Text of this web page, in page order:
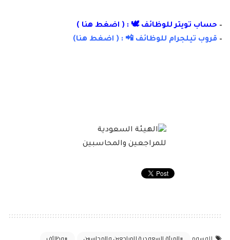
– حساب تويتر للوظائف 🕊 : ( اضغط هنا )
– قروب تيلجرام للوظائف 📲 : ( اضغط هنا)